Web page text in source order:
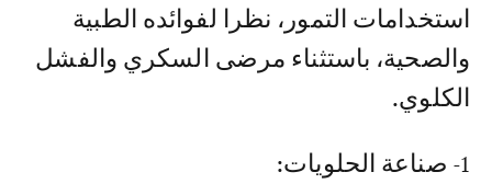
استخدامات التمور، نظرا لفوائده الطبية
والصحية، باستثناء مرضى السكري والفشل
الكلوي.
1- صناعة الحلويات: